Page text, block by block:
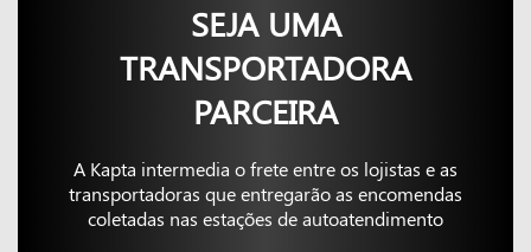
SEJA UMA
TRANSPORTADORA
PARCEIRA
A Kapta intermedia o frete entre os lojistas e as
transportadoras que entregarão as encomendas
coletadas nas estações de autoatendimento